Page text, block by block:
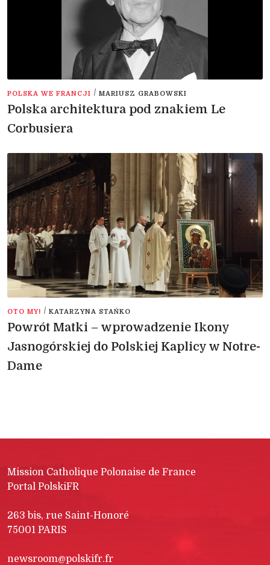
POLSKA WE FRANCJI / MARIUSZ GRABOWSKI
Polska architektura pod znakiem Le
Corbusiera
OTO MY! / KATARZYNA STAŃKO
Powrót Matki – wprowadzenie Ikony
Jasnogórskiej do Polskiej Kaplicy w Notre-
Dame
Mission Catholique Polonaise de France
Portal PolskiFR
263 bis, rue Saint-Honoré
75001 PARIS
newsroom@polskifr.fr